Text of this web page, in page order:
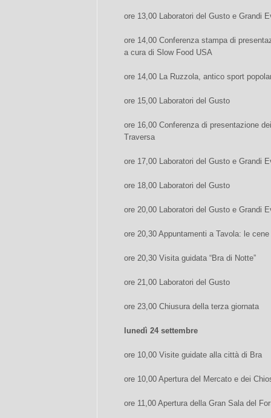
ore 13,00 Laboratori del Gusto e Grandi
ore 14,00 Conferenza stampa di
a cura di Slow Food USA
ore 14,00 La Ruzzola, antico sport
ore 15,00 Laboratori del Gusto
ore 16,00 Conferenza di presentazione
Traversa
ore 17,00 Laboratori del Gusto e Grandi
ore 18,00 Laboratori del Gusto
ore 20,00 Laboratori del Gusto e Grandi
ore 20,30 Appuntamenti a Tavola: le
ore 20,30 Visita guidata “Bra di Notte”
ore 21,00 Laboratori del Gusto
ore 23,00 Chiusura della terza giornata
lunedì 24 settembre
ore 10,00 Visite guidate alla città di Bra
ore 10,00 Apertura del Mercato e dei
ore 11,00 Apertura della Gran Sala del